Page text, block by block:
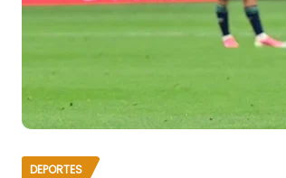
DEPORTES